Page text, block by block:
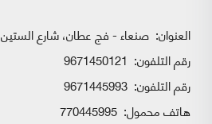
العنوان: صنعاء - فج عطان، شارع الستين
رقم التلفون: 9671450121
رقم التلفون: 9671445993
هاتف محمول: 770445995